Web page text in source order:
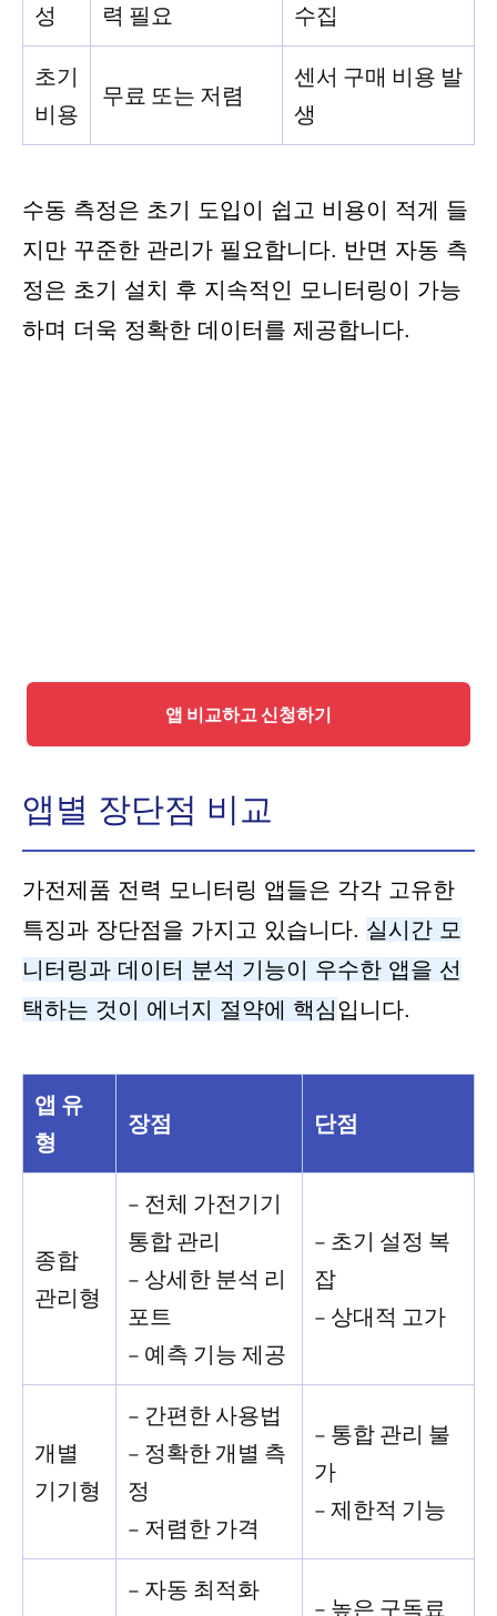
성
력 필요
수집
초기
비용
무료 또는 저렴
센서 구매 비용 발
생
수동 측정은 초기 도입이 쉽고 비용이 적게 들
지만 꾸준한 관리가 필요합니다. 반면 자동 측
정은 초기 설치 후 지속적인 모니터링이 가능
하며 더욱 정확한 데이터를 제공합니다.
앱 비교하고 신청하기
앱별 장단점 비교
가전제품 전력 모니터링 앱들은 각각 고유한
특징과 장단점을 가지고 있습니다. 실시간 모
니터링과 데이터 분석 기능이 우수한 앱을 선
택하는 것이 에너지 절약에 핵심입니다.
앱 유
형
장점 단점
종합
관리형
– 전체 가전기기
통합 관리
– 상세한 분석 리
포트
– 예측 기능 제공
– 초기 설정 복
잡
– 상대적 고가
개별
기기형
– 간편한 사용법
– 정확한 개별 측
정
– 저렴한 가격
– 통합 관리 불
가
– 제한적 기능
– 자동 최적화
– 높은 구독료